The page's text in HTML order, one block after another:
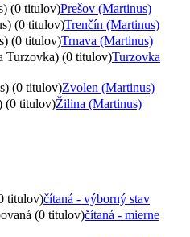
(0 titulov)Prešov (Martinus)
(0 titulov)Trenčín (Martinus)
(0 titulov)Trnava (Martinus)
Turzovka) (0 titulov)Turzovka
(0 titulov)Zvolen (Martinus)
(0 titulov)Žilina (Martinus)
titulov)čítaná - výborný stav
(0 titulov)čítaná - mierne